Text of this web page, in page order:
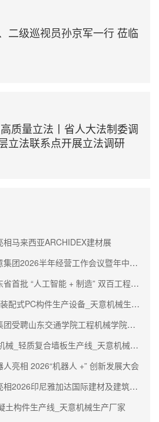
二级巡视员孙京军一行 莅临
质量立法丨省人大法制委调
立法联系点开展立法调研
马来西亚ARCHIDEX建材展
锚定目标聚力冲刺｜天意集团2026半年经营工作会议暨年中述职大会圆满召开
喜报｜天意机械入选山东省首批 “人工智能 + 制造” 双百工程阵容
预制混凝土构件流水线_装配式PC构件生产设备_天意机械生产厂家
新身份，新责任！天意集团受聘山东交通学院工程机械学院理事会副理事长单位
EPS 发泡水泥墙板生产机械_轻质复合墙板生产线_天意机械生产厂家
亮相 2026“机器人 +” 创新发展大会
深耕东南亚｜天意集团亮相2026印尼雅加达国际建材及建筑技术展
土构件生产线_天意机械生产厂家